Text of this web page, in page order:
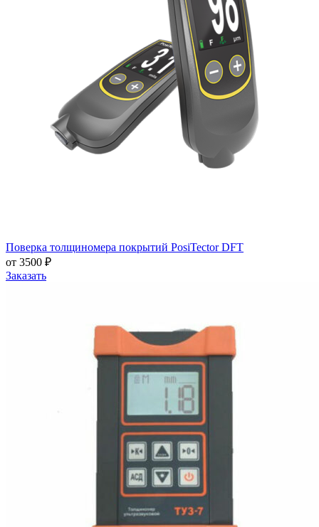
Поверка толщиномера покрытий PosiTector DFT
от 3500 ₽
Заказать